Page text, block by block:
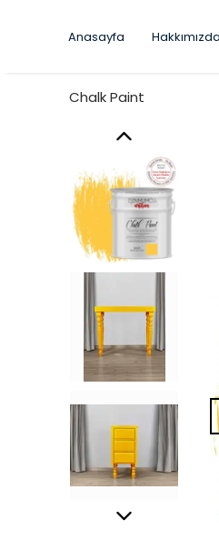
Anasayfa Hakkımızda
Chalk Paint